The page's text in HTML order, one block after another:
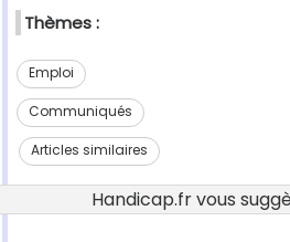
Thèmes :
Emploi
Communiqués
Articles similaires
Handicap.fr vous